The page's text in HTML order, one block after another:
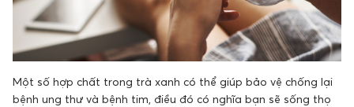
Một số hợp chất trong trà xanh có thể giúp bảo vệ chống lại
bệnh ung thư và bệnh tim, điều đó có nghĩa bạn sẽ sống thọ